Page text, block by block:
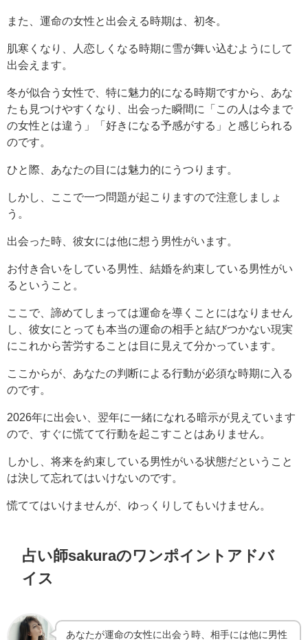
また、運命の女性と出会える時期は、初冬。
肌寒くなり、人恋しくなる時期に雪が舞い込むようにして
出会えます。
冬が似合う女性で、特に魅力的になる時期ですから、あな
たも見つけやすくなり、出会った瞬間に「この人は今まで
の女性とは違う」「好きになる予感がする」と感じられる
のです。
ひと際、あなたの目には魅力的にうつります。
しかし、ここで一つ問題が起こりますので注意しましょ
う。
出会った時、彼女には他に想う男性がいます。
お付き合いをしている男性、結婚を約束している男性がい
るということ。
ここで、諦めてしまっては運命を導くことにはなりません
し、彼女にとっても本当の運命の相手と結びつかない現実
にこれから苦労することは目に見えて分かっています。
ここからが、あなたの判断による行動が必須な時期に入る
のです。
2026年に出会い、翌年に一緒になれる暗示が見えています
ので、すぐに慌てて行動を起こすことはありません。
しかし、将来を約束している男性がいる状態だということ
は決して忘れてはいけないのです。
慌ててはいけませんが、ゆっくりしてもいけません。
占い師sakuraのワンポイントアドバ
イス
あなたが運命の女性に出会う時、相手には他に男性